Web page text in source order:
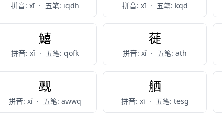
拼音: xī · 五笔: iqdh 拼音: xī · 五笔: kqd
鱚
拼音: xǐ · 五笔: qofk
蓰
拼音: xǐ · 五笔: ath
觋
拼音: xí · 五笔: awwq
舾
拼音: xī · 五笔: tesg